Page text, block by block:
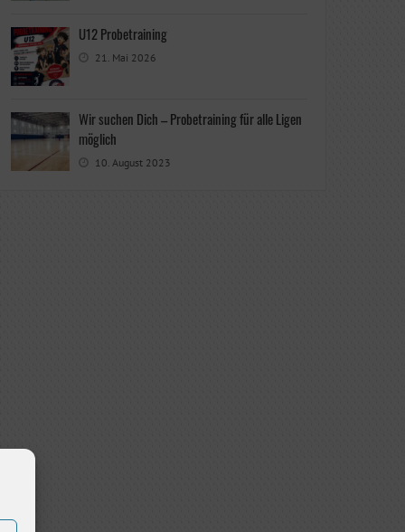
U12 Probetraining
21. Mai 2026
Wir suchen Dich – Probetraining für alle Ligen
möglich
10. August 2023